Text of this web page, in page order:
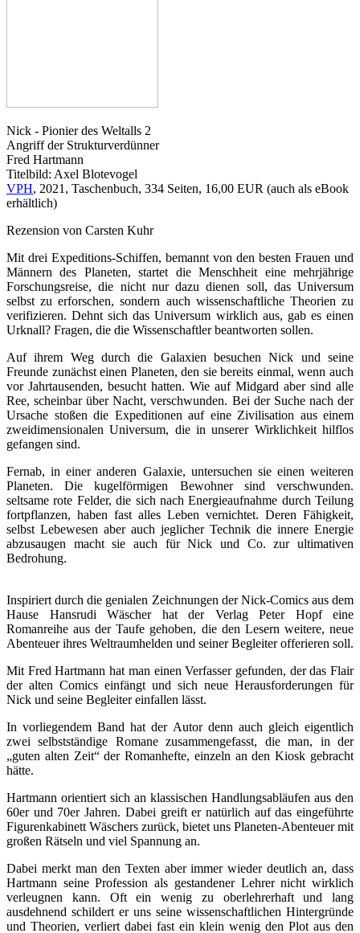
Nick - Pionier des Weltalls 2
Angriff der Strukturverdünner
Fred Hartmann
Titelbild: Axel Blotevogel
VPH, 2021, Taschenbuch, 334 Seiten, 16,00 EUR (auch als eBook
erhältlich)
Rezension von Carsten Kuhr
Mit drei Expeditions-Schiffen, bemannt von den besten Frauen und
Männern des Planeten, startet die Menschheit eine mehrjährige
Forschungsreise, die nicht nur dazu dienen soll, das Universum
selbst zu erforschen, sondern auch wissenschaftliche Theorien zu
verifizieren. Dehnt sich das Universum wirklich aus, gab es einen
Urknall? Fragen, die die Wissenschaftler beantworten sollen.
Auf ihrem Weg durch die Galaxien besuchen Nick und seine
Freunde zunächst einen Planeten, den sie bereits einmal, wenn auch
vor Jahrtausenden, besucht hatten. Wie auf Midgard aber sind alle
Ree, scheinbar über Nacht, verschwunden. Bei der Suche nach der
Ursache stoßen die Expeditionen auf eine Zivilisation aus einem
zweidimensionalen Universum, die in unserer Wirklichkeit hilflos
gefangen sind.
Fernab, in einer anderen Galaxie, untersuchen sie einen weiteren
Planeten. Die kugelförmigen Bewohner sind verschwunden.
seltsame rote Felder, die sich nach Energieaufnahme durch Teilung
fortpflanzen, haben fast alles Leben vernichtet. Deren Fähigkeit,
selbst Lebewesen aber auch jeglicher Technik die innere Energie
abzusaugen macht sie auch für Nick und Co. zur ultimativen
Bedrohung.
Inspiriert durch die genialen Zeichnungen der Nick-Comics aus dem
Hause Hansrudi Wäscher hat der Verlag Peter Hopf eine
Romanreihe aus der Taufe gehoben, die den Lesern weitere, neue
Abenteuer ihres Weltraumhelden und seiner Begleiter offerieren soll.
Mit Fred Hartmann hat man einen Verfasser gefunden, der das Flair
der alten Comics einfängt und sich neue Herausforderungen für
Nick und seine Begleiter einfallen lässt.
In vorliegendem Band hat der Autor denn auch gleich eigentlich
zwei selbstständige Romane zusammengefasst, die man, in der
„guten alten Zeit“ der Romanhefte, einzeln an den Kiosk gebracht
hätte.
Hartmann orientiert sich an klassischen Handlungsabläufen aus den
60er und 70er Jahren. Dabei greift er natürlich auf das eingeführte
Figurenkabinett Wäschers zurück, bietet uns Planeten-Abenteuer mit
großen Rätseln und viel Spannung an.
Dabei merkt man den Texten aber immer wieder deutlich an, dass
Hartmann seine Profession als gestandener Lehrer nicht wirklich
verleugnen kann. Oft ein wenig zu oberlehrerhaft und lang
ausdehnend schildert er uns seine wissenschaftlichen Hintergründe
und Theorien, verliert dabei fast ein klein wenig den Plot aus den